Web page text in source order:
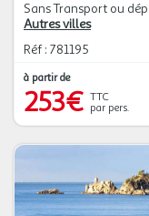
Sans Transport ou
Autres villes
Réf : 781195
à partir de
253€ TTC
par pers.